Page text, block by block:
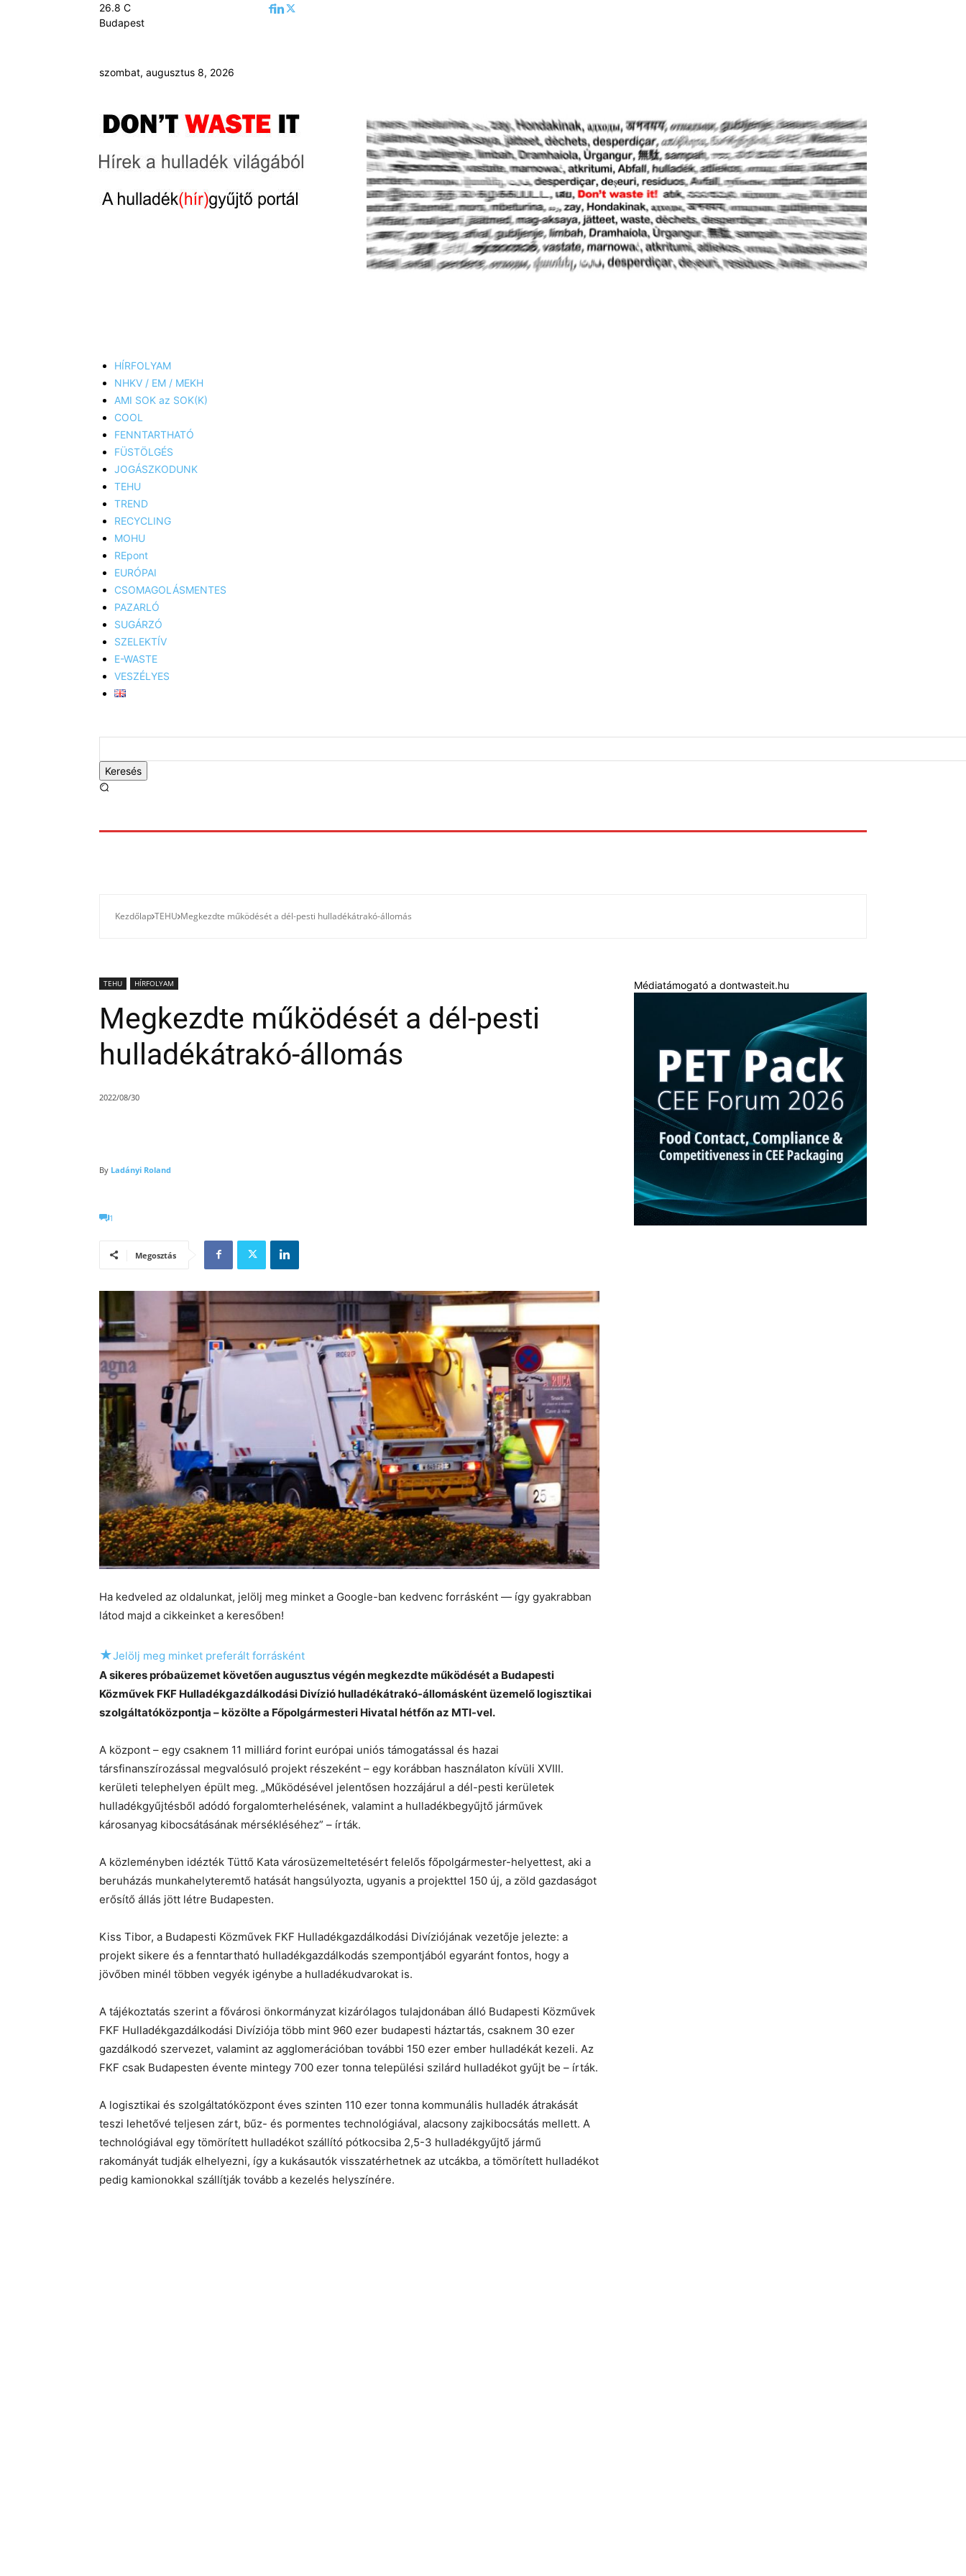
26.8 C
Budapest
szombat, augusztus 8, 2026
HÍRFOLYAM
NHKV / EM / MEKH
AMI SOK az SOK(K)
COOL
FENNTARTHATÓ
FÜSTÖLGÉS
JOGÁSZKODUNK
TEHU
TREND
RECYCLING
MOHU
REpont
EURÓPAI
CSOMAGOLÁSMENTES
PAZARLÓ
SUGÁRZÓ
SZELEKTÍV
E-WASTE
VESZÉLYES
Keresés
Kezdőlap TEHU Megkezdte működését a dél-pesti hulladékátrakó-állomás
TEHU HÍRFOLYAM
Megkezdte működését a dél-pesti
hulladékátrakó-állomás
2022/08/30
By Ladányi Roland
1
Megosztás
Ha kedveled az oldalunkat, jelölj meg minket a Google-ban kedvenc forrásként — így gyakrabban
látod majd a cikkeinket a keresőben!
★Jelölj meg minket preferált forrásként
A sikeres próbaüzemet követően augusztus végén megkezdte működését a Budapesti
Közművek FKF Hulladékgazdálkodási Divízió hulladékátrakó-állomásként üzemelő logisztikai
szolgáltatóközpontja – közölte a Főpolgármesteri Hivatal hétfőn az MTI-vel.
A központ – egy csaknem 11 milliárd forint európai uniós támogatással és hazai
társfinanszírozással megvalósuló projekt részeként – egy korábban használaton kívüli XVIII.
kerületi telephelyen épült meg. „Működésével jelentősen hozzájárul a dél-pesti kerületek
hulladékgyűjtésből adódó forgalomterhelésének, valamint a hulladékbegyűjtő járművek
károsanyag kibocsátásának mérsékléséhez” – írták.
A közleményben idézték Tüttő Kata városüzemeltetésért felelős főpolgármester-helyettest, aki a
beruházás munkahelyteremtő hatását hangsúlyozta, ugyanis a projekttel 150 új, a zöld gazdaságot
erősítő állás jött létre Budapesten.
Kiss Tibor, a Budapesti Közművek FKF Hulladékgazdálkodási Divíziójának vezetője jelezte: a
projekt sikere és a fenntartható hulladékgazdálkodás szempontjából egyaránt fontos, hogy a
jövőben minél többen vegyék igénybe a hulladékudvarokat is.
A tájékoztatás szerint a fővárosi önkormányzat kizárólagos tulajdonában álló Budapesti Közművek
FKF Hulladékgazdálkodási Divíziója több mint 960 ezer budapesti háztartás, csaknem 30 ezer
gazdálkodó szervezet, valamint az agglomerációban további 150 ezer ember hulladékát kezeli. Az
FKF csak Budapesten évente mintegy 700 ezer tonna települési szilárd hulladékot gyűjt be – írták.
A logisztikai és szolgáltatóközpont éves szinten 110 ezer tonna kommunális hulladék átrakását
teszi lehetővé teljesen zárt, bűz- és pormentes technológiával, alacsony zajkibocsátás mellett. A
technológiával egy tömörített hulladékot szállító pótkocsiba 2,5-3 hulladékgyűjtő jármű
rakományát tudják elhelyezni, így a kukásautók visszatérhetnek az utcákba, a tömörített hulladékot
pedig kamionokkal szállítják tovább a kezelés helyszínére.
Médiatámogató a dontwasteit.hu